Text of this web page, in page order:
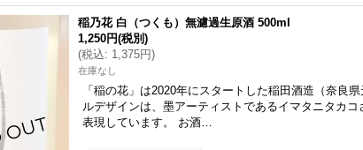
稲乃花 白（つくも）無濾過生原酒 500ml
1,250円(税別)
(税込: 1,375円)
在庫なし
「稲の花」は2020年にスタートした稲田酒造（奈良
ルデザインは、墨アーティストであるイマタニタカ
表現しています。 お酒…